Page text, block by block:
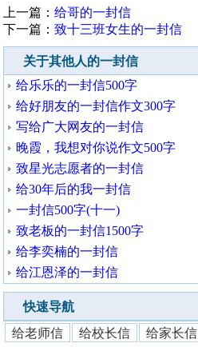
上一篇：给哥的一封信
下一篇：致十三班女生的一封信
关于其他人的一封信
给乐乐的一封信500字
给好朋友的一封信作文300字
写给广大网友的一封信
晚霞，我想对你说作文500字
致星光志愿者的一封信
给30年后的我一封信
一封信500字(十一)
致老板的一封信1500字
给李奕楠的一封信
给江恩泽的一封信
快速导航
给老师信 给校长信 给家长信